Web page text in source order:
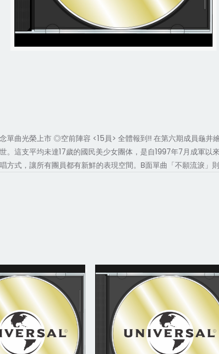
單曲光榮上市 ◎空前陣容 <15員> 全體報到!! 在第六期成員龜井
世。這支平均未達17歲的國民美少女團体，是自1997年7月成軍
方式，讓所有團員都有新鮮的表現空間。B面單曲「不願流淚」